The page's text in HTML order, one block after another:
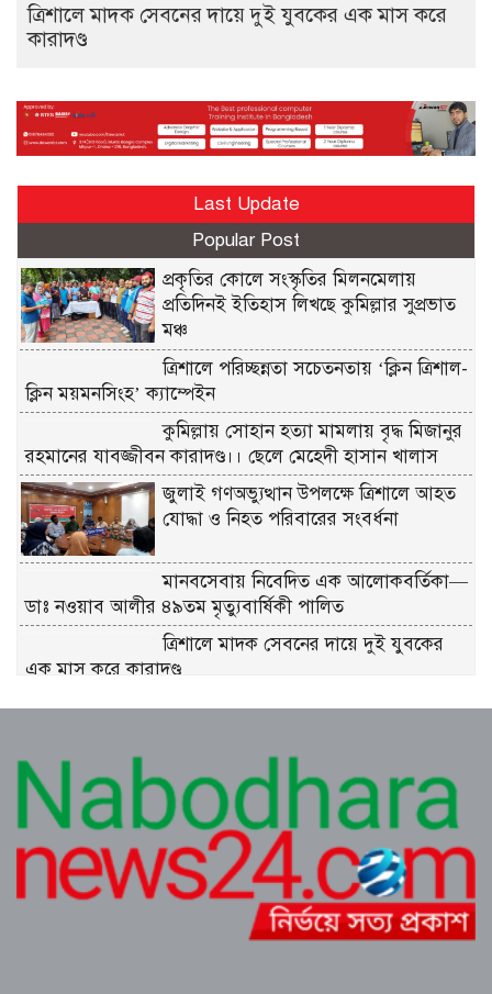
ত্রিশালে মাদক সেবনের দায়ে দুই যুবকের এক মাস করে
কারাদণ্ড
Last Update
Popular Post
প্রকৃতির কোলে সংস্কৃতির মিলনমেলায়
প্রতিদিনই ইতিহাস লিখছে কুমিল্লার সুপ্রভাত
মঞ্চ
ত্রিশালে পরিচ্ছন্নতা সচেতনতায় ‘ক্লিন ত্রিশাল-
ক্লিন ময়মনসিংহ’ ক্যাম্পেইন
কুমিল্লায় সোহান হত্যা মামলায় বৃদ্ধ মিজানুর
রহমানের যাবজ্জীবন কারাদণ্ড।। ছেলে মেহেদী হাসান খালাস
জুলাই গণঅভ্যুত্থান উপলক্ষে ত্রিশালে আহত
যোদ্ধা ও নিহত পরিবারের সংবর্ধনা
মানবসেবায় নিবেদিত এক আলোকবর্তিকা—
ডাঃ নওয়াব আলীর ৪৯তম মৃত্যুবার্ষিকী পালিত
ত্রিশালে মাদক সেবনের দায়ে দুই যুবকের
এক মাস করে কারাদণ্ড
শ্রীনগরে বিদ্যুতের অতিরিক্ত বিল বিপাকে
কুমিল্লা ধর্মসাগর পাড় মঞ্চের প্রাণবন্ত চা-চক্র
ও বর্ষার খিচুড়ি আড্ডা
এডভোকেট মিজানুর রহমান অন্তরের ওপর
হামলার প্রতিবাদে কুমিল্লা বারে মানববন্ধন